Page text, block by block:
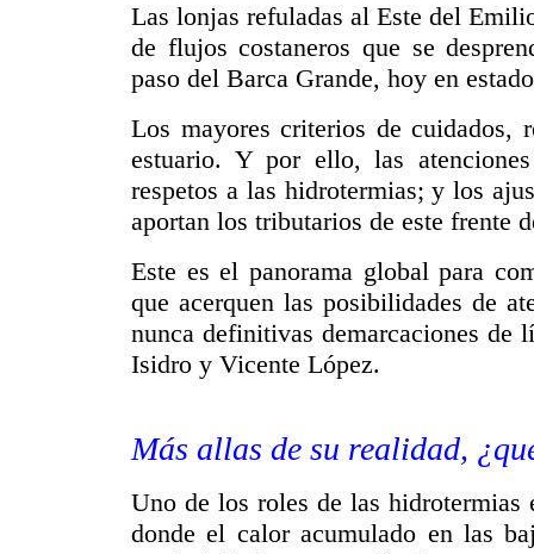
Las lonjas refuladas al Este del
de flujos costaneros que se
paso del Barca Grande, hoy en
Los mayorescriterios de cuidados,
estuario. Y por ello, las
respetos a las hidrotermias; y los
aportan los tributarios de este frente
Este es el panorama global para
que acerquen las posibilidades de
nunca definitivas demarcaciones de
Isidro y Vicente López.
Más allas de su realidad,
Uno de los roles de las hidrotermias
donde el calor acumulado en las